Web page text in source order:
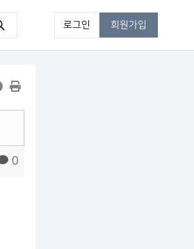
로그인 회원가입
0